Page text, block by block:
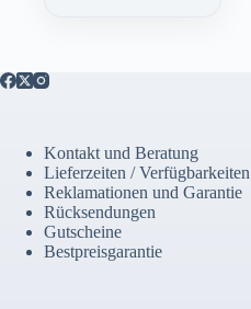
der
Produktseite
gewählt
werden
Kontakt und Beratung
Lieferzeiten / Verfügbarkeiten
Reklamationen und Garantie
Rücksendungen
Gutscheine
Bestpreisgarantie